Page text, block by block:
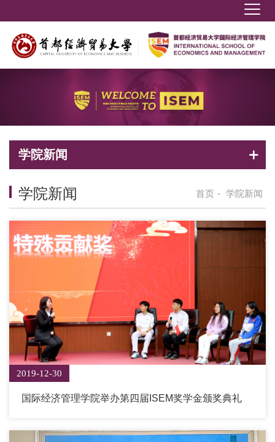
学院新闻
首页 - 学院新闻
学院新闻
2019-12-30
国际经济管理学院举办第四届ISEM奖学金颁奖典礼